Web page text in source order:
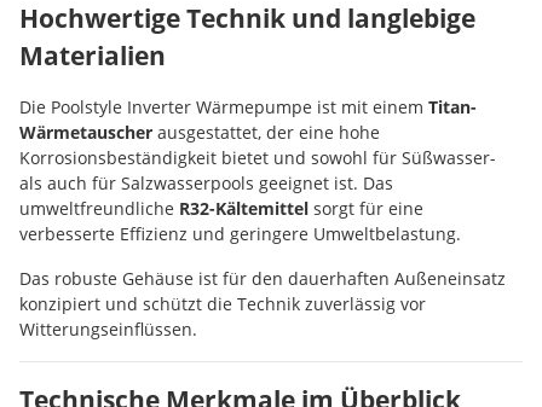
Hochwertige Technik und langlebige
Materialien
Die Poolstyle Inverter Wärmepumpe ist mit einem Titan-
Wärmetauscher ausgestattet, der eine hohe
Korrosionsbeständigkeit bietet und sowohl für Süßwasser-
als auch für Salzwasserpools geeignet ist. Das
umweltfreundliche R32-Kältemittel sorgt für eine
verbesserte Effizienz und geringere Umweltbelastung.
Das robuste Gehäuse ist für den dauerhaften Außeneinsatz
konzipiert und schützt die Technik zuverlässig vor
Witterungseinflüssen.
Technische Merkmale im Überblick